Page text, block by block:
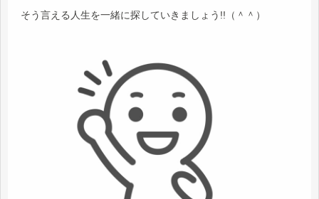
そう言える人生を一緒に探していきましょう!!（＾＾）